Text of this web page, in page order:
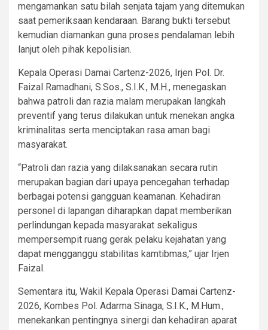
mengamankan satu bilah senjata tajam yang ditemukan
saat pemeriksaan kendaraan. Barang bukti tersebut
kemudian diamankan guna proses pendalaman lebih
lanjut oleh pihak kepolisian.
Kepala Operasi Damai Cartenz-2026, Irjen Pol. Dr.
Faizal Ramadhani, S.Sos., S.I.K., M.H., menegaskan
bahwa patroli dan razia malam merupakan langkah
preventif yang terus dilakukan untuk menekan angka
kriminalitas serta menciptakan rasa aman bagi
masyarakat.
“Patroli dan razia yang dilaksanakan secara rutin
merupakan bagian dari upaya pencegahan terhadap
berbagai potensi gangguan keamanan. Kehadiran
personel di lapangan diharapkan dapat memberikan
perlindungan kepada masyarakat sekaligus
mempersempit ruang gerak pelaku kejahatan yang
dapat mengganggu stabilitas kamtibmas,” ujar Irjen
Faizal.
Sementara itu, Wakil Kepala Operasi Damai Cartenz-
2026, Kombes Pol. Adarma Sinaga, S.I.K., M.Hum.,
menekankan pentingnya sinergi dan kehadiran aparat